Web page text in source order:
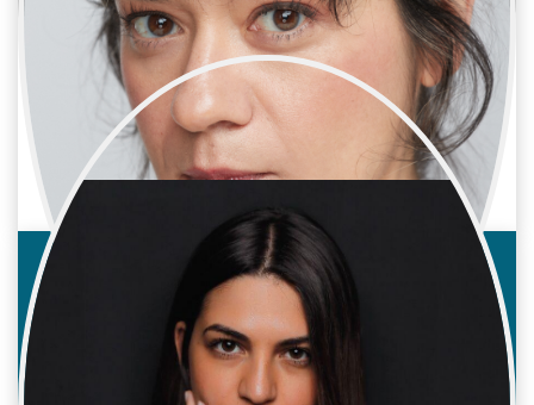
Eli León
Cine / Reparto
Actriz